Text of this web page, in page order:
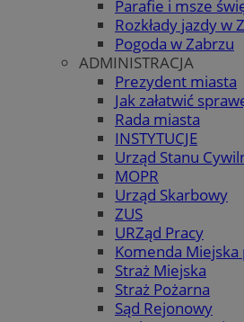
Parafie i msze
Rozkłady jazdy w
Pogoda w Zabrzu
ADMINISTRACJA
Prezydent miasta
Jak załatwić
Rada miasta
INSTYTUCJE
Urząd Stanu
MOPR
Urząd Skarbowy
ZUS
URZąd Pracy
Komenda Miejska
Straż Miejska
Straż Pożarna
Sąd Rejonowy